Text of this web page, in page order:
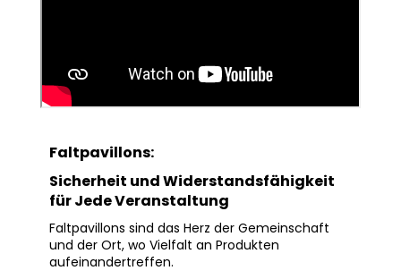
Faltpavillons:
Sicherheit und Widerstandsfähigkeit
für Jede Veranstaltung
Faltpavillons sind das Herz der Gemeinschaft
und der Ort, wo Vielfalt an Produkten
aufeinandertreffen.